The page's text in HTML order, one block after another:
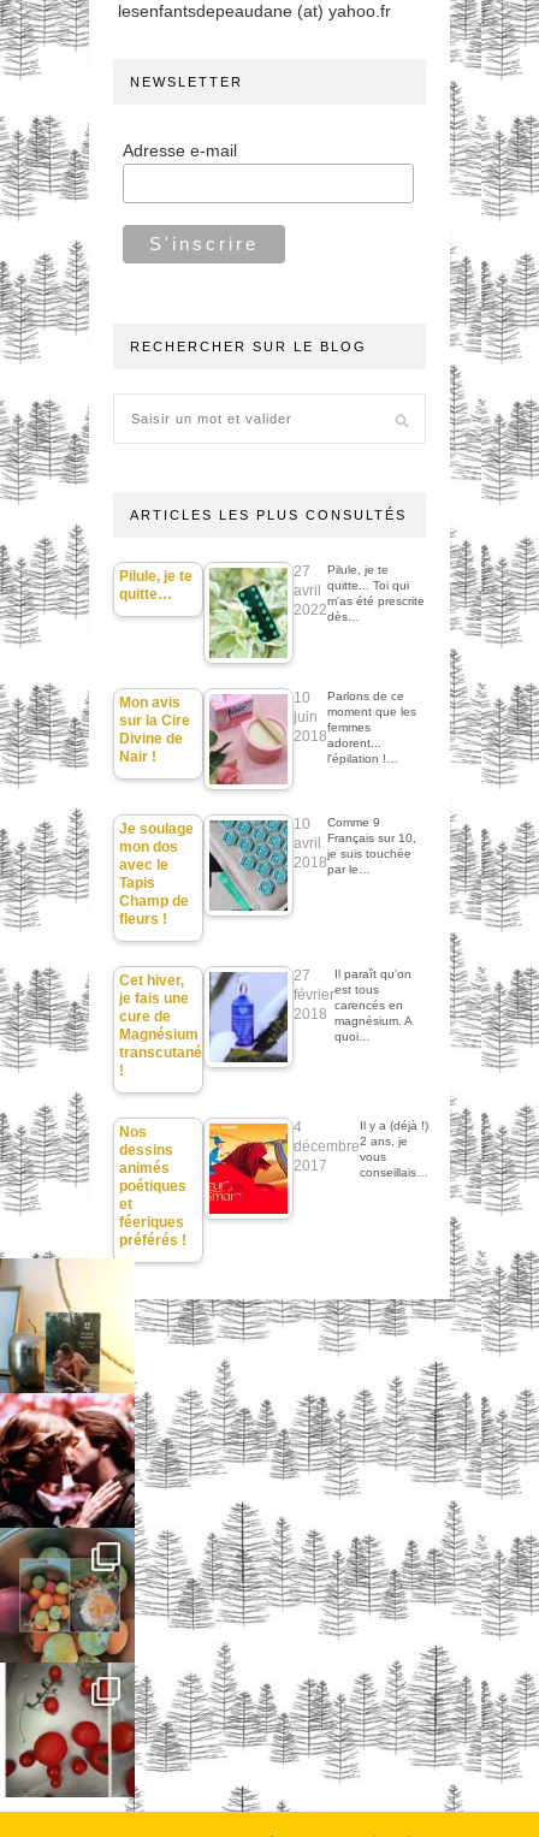
lesenfantsdepeaudane (at) yahoo.fr
NEWSLETTER
Adresse e-mail
RECHERCHER SUR LE BLOG
ARTICLES LES PLUS CONSULTÉS
Pilule, je te
quitte…
27
avril
2022
Pilule, je te
quitte... Toi qui
m'as été prescrite
dès…
Mon avis
sur la Cire
Divine de
Nair !
10
juin
2018
Parlons de ce
moment que les
femmes
adorent...
l'épilation !…
Je soulage
mon dos
avec le
Tapis
Champ de
fleurs !
10
avril
2018
Comme 9
Français sur 10,
je suis touchée
par le…
Cet hiver,
je fais une
cure de
Magnésium
transcutané
!
27
février
2018
Il paraît qu'on
est tous
carencés en
magnésium. A
quoi…
Nos
dessins
animés
poétiques
et
féeriques
préférés !
4
décembre
2017
Il y a (déjà !)
2 ans, je
vous
conseillais…